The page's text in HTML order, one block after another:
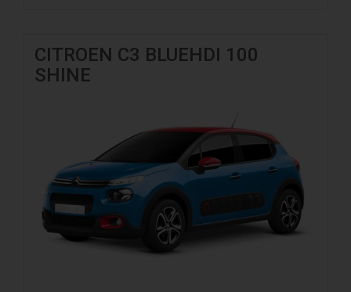
CITROEN C3 BLUEHDI 100
SHINE